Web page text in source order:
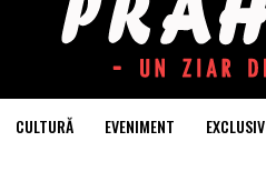
CULTURĂ EVENIMENT EXCLUSIV